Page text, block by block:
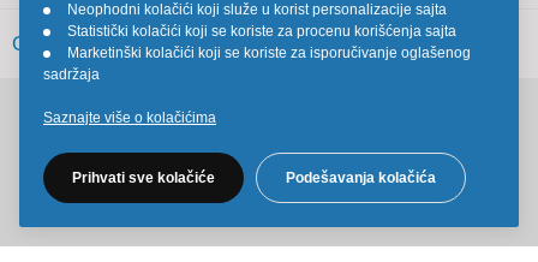
OSTALO
•
Neophodni kolačići koji služe u korist personalizacije sajta
•
Statistički kolačići koji se koriste za procenu korišćenja sajta
•
Marketinški kolačići koji se koriste za isporučivanje oglašenog
sadržaja
Saznajte više o kolačićima
Prihvati sve kolačiće Podešavanja kolačića